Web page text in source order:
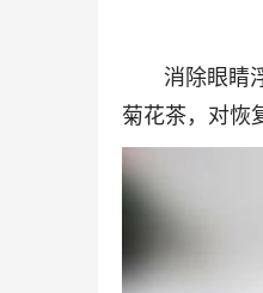
消除眼睛浮
菊花茶，对恢